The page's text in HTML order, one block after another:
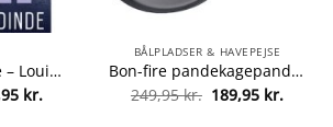
Hævnens gudinde – Louise Rick 5 – Paperback fra 9788771080711
kr.Den
BÅLPLADSER & HAVEPEJSE
Bon-fire pandekagepande fra Bon-fire 5708085100091
249,95kr. Den
oprindelige
189,95 kr.Den